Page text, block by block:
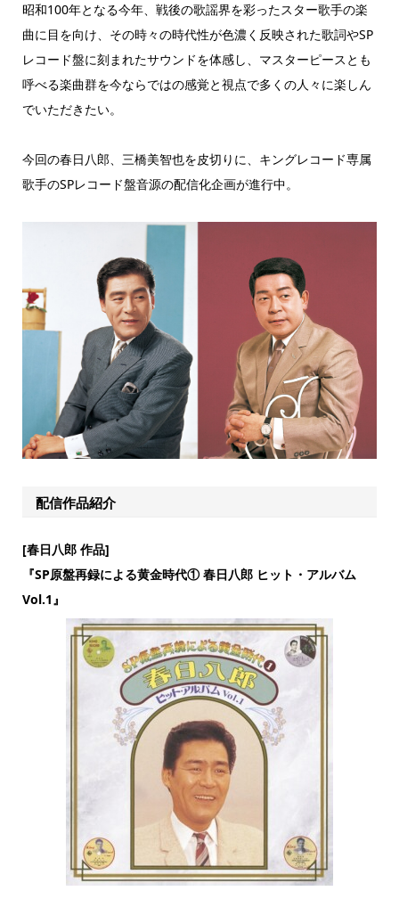
昭和100年となる今年、戦後の歌謡界を彩ったスター歌手の楽
曲に目を向け、その時々の時代性が色濃く反映された歌詞やSP
レコード盤に刻まれたサウンドを体感し、マスターピースとも
呼べる楽曲群を今ならではの感覚と視点で多くの人々に楽しん
でいただきたい。
今回の春日八郎、三橋美智也を皮切りに、キングレコード専属
歌手のSPレコード盤音源の配信化企画が進行中。
配信作品紹介
[春日八郎 作品]
『SP原盤再録による黄金時代① 春日八郎 ヒット・アルバム
Vol.1』